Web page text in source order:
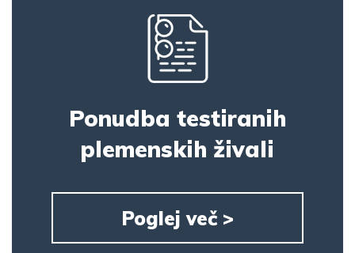
Ponudba testiranih
plemenskih živali
Poglej več >